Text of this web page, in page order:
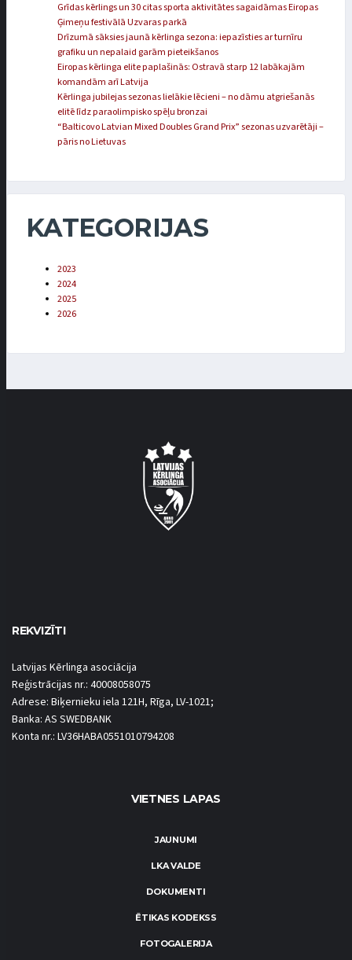
Grīdas kērlings un 30 citas sporta aktivitātes sagaidāmas Eiropas
Ģimeņu festivālā Uzvaras parkā
Drīzumā sāksies jaunā kērlinga sezona: iepazīsties ar turnīru
grafiku un nepalaid garām pieteikšanos
Eiropas kērlinga elite paplašinās: Ostravā starp 12 labākajām
komandām arī Latvija
Kērlinga jubilejas sezonas lielākie lēcieni – no dāmu atgriešanās
elitē līdz paraolimpisko spēļu bronzai
“Balticovo Latvian Mixed Doubles Grand Prix” sezonas uzvarētāji –
pāris no Lietuvas
KATEGORIJAS
2023
2024
2025
2026
REKVIZĪTI
Latvijas Kērlinga asociācija
Reģistrācijas nr.: 40008058075
Adrese: Biķernieku iela 121H, Rīga, LV-1021;
Banka: AS SWEDBANK
Konta nr.: LV36HABA0551010794208
VIETNES LAPAS
JAUNUMI
LKA VALDE
DOKUMENTI
ĒTIKAS KODEKSS
FOTOGALERIJA